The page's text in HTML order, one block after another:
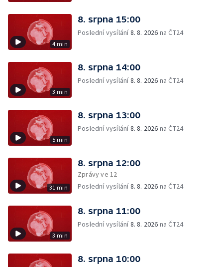
4 min
8. srpna 15:00
Poslední vysílání8. 8. 2026 na ČT24
3 min
8. srpna 14:00
Poslední vysílání8. 8. 2026 na ČT24
5 min
8. srpna 13:00
Poslední vysílání8. 8. 2026 na ČT24
31 min
8. srpna 12:00
Zprávy ve 12
Poslední vysílání8. 8. 2026 na ČT24
3 min
8. srpna 11:00
Poslední vysílání8. 8. 2026 na ČT24
8. srpna 10:00